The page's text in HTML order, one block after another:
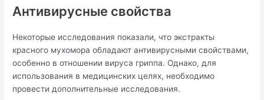
Антивирусные свойства
Некоторые исследования показали, что экстракты
красного мухомора обладают антивирусными свойствами,
особенно в отношении вируса гриппа. Однако, для
использования в медицинских целях, необходимо
провести дополнительные исследования.